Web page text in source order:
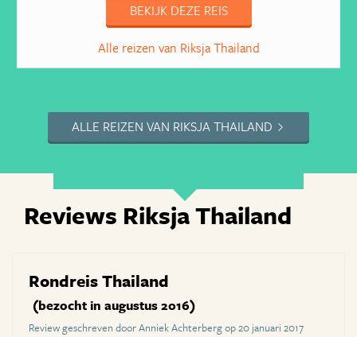
BEKIJK DEZE REIS
Alle reizen van Riksja Thailand
ALLE REIZEN VAN RIKSJA THAILAND
Reviews Riksja Thailand
Rondreis Thailand
(bezocht in augustus 2016)
Review geschreven door Anniek Achterberg op 20 januari 2017